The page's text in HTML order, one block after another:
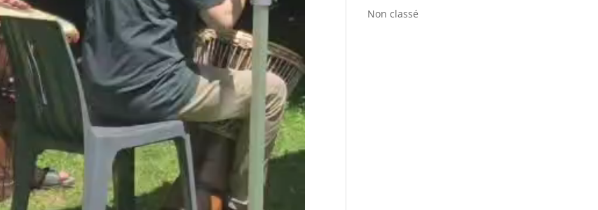
Non classé